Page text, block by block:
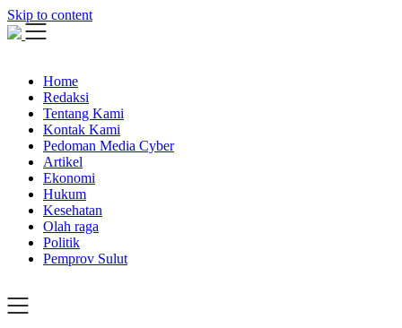
Skip to content
Home
Redaksi
Tentang Kami
Kontak Kami
Pedoman Media Cyber
Artikel
Ekonomi
Hukum
Kesehatan
Olah raga
Politik
Pemprov Sulut